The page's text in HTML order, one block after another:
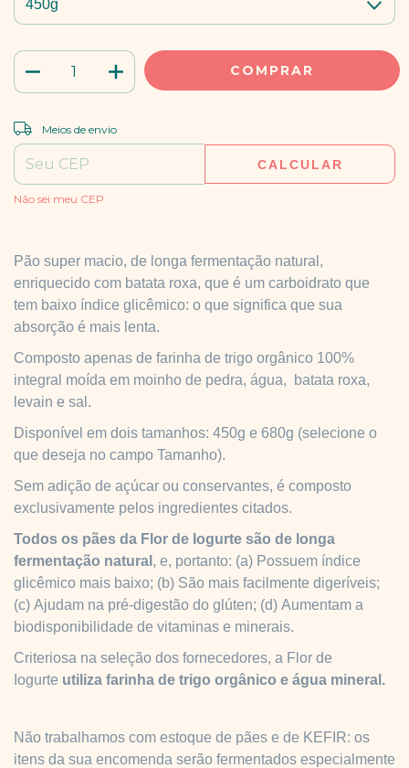
Entregas para o CEP:
Meios de envio
CALCULAR
Não sei meu CEP
Pão super macio, de longa fermentação natural,
enriquecido com batata roxa, que é um carboidrato que
tem baixo índice glicêmico: o que significa que sua
absorção é mais lenta.
Composto apenas de farinha de trigo orgânico 100%
integral moída em moinho de pedra, água, batata roxa,
levain e sal.
Disponível em dois tamanhos: 450g e 680g (selecione o
que deseja no campo Tamanho).
Sem adição de açúcar ou conservantes, é composto
exclusivamente pelos ingredientes citados.
Todos os pães da Flor de Iogurte são de longa
fermentação natural , e, portanto: (a) Possuem índice
glicêmico mais baixo; (b) São mais facilmente digeríveis;
(c) Ajudam na pré-digestão do glúten; (d) Aumentam a
biodisponibilidade de vitaminas e minerais.
Criteriosa na seleção dos fornecedores, a Flor de
Iogurte utiliza farinha de trigo orgânico e água mineral.
Não trabalhamos com estoque de pães e de KEFIR: os
itens da sua encomenda serão fermentados especialmente